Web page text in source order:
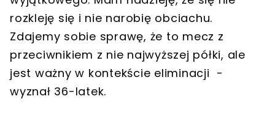
rozkleję się i nie narobię obciachu.
Zdajemy sobie sprawę, że to mecz z
przeciwnikiem z nie najwyższej półki, ale
jest ważny w kontekście eliminacji -
wyznał 36-latek.